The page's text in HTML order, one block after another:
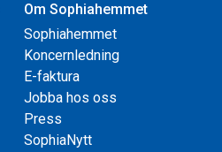
Om Sophiahemmet
Sophiahemmet
Koncernledning
E-faktura
Jobba hos oss
Press
SophiaNytt